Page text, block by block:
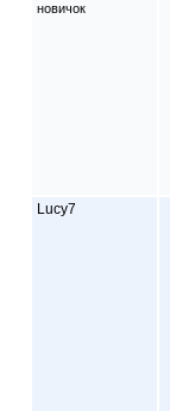
новичок
Lucy7